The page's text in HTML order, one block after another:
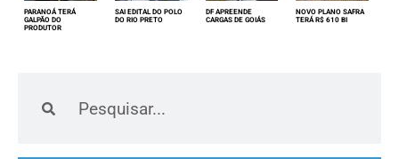
PARANOÁ TERÁ
GALPÃO DO
PRODUTOR
SAI EDITAL DO POLO
DO RIO PRETO
DF APREENDE
CARGAS DE GOIÁS
NOVO PLANO SAFRA
TERÁ R$ 610 BI